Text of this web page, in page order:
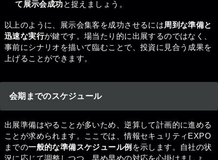
て展示会成功と捉えましょう。
以上のように、展示会集客を成功させるには周到な準備と
迅速な実行が鍵です。場当たり的に出展するのではなく、
事前にシナリオを描いて臨むことで、投資に見合う成果を
上げることができます。
会期までのスケジュール
出展準備はやることが多いため、逆算して計画的に進める
ことが求められます。ここでは、情報セキュリティEXPO
までの一般的な準備スケジュール例 を示します。自社の状
況に応じて調整しつつ、早め早めの対応を心掛けましょ